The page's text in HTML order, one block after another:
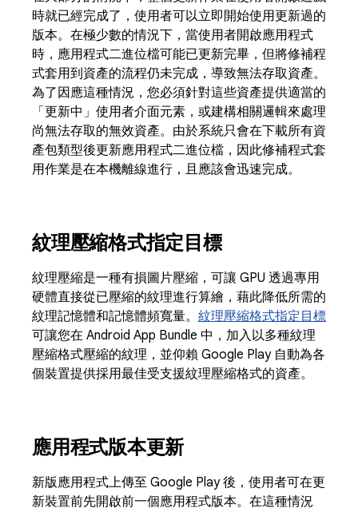
時就已經完成了，使用者可以立即開始使用更新過的
版本。在極少數的情況下，當使用者開啟應用程式
時，應用程式二進位檔可能已更新完畢，但將修補程
式套用到資產的流程仍未完成，導致無法存取資產。
為了因應這種情況，您必須針對這些資產提供適當的
「更新中」使用者介面元素，或建構相關邏輯來處理
尚無法存取的無效資產。由於系統只會在下載所有資
產包類型後更新應用程式二進位檔，因此修補程式套
用作業是在本機離線進行，且應該會迅速完成。
紋理壓縮格式指定目標
紋理壓縮是一種有損圖片壓縮，可讓 GPU 透過專用
硬體直接從已壓縮的紋理進行算繪，藉此降低所需的
紋理記憶體和記憶體頻寬量。 紋理壓縮格式指定目標
可讓您在 Android App Bundle 中，加入以多種紋理
壓縮格式壓縮的紋理，並仰賴 Google Play 自動為各
個裝置提供採用最佳受支援紋理壓縮格式的資產。
應用程式版本更新
新版應用程式上傳至 Google Play 後，使用者可在更
新裝置前先開啟前一個應用程式版本。在這種情況